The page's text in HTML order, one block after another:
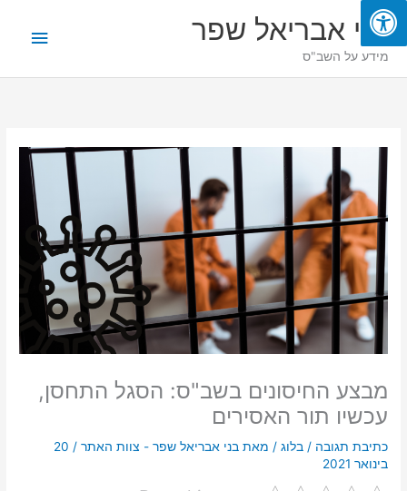
דילוג
לתוכןבני אבריאל שפר
מידע על השב"ס
מבצע החיסונים בשב"ס: הסגל התחסן,
עכשיו תור האסירים
כתיבת תגובה /בלוג / מאתבני אבריאל שפר - צוות האתר/
20
בינואר 2021